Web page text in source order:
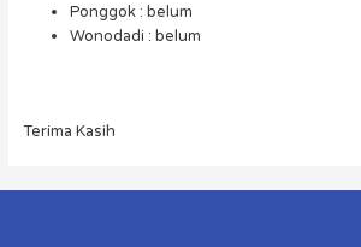
Ponggok : belum
Wonodadi : belum
Terima Kasih